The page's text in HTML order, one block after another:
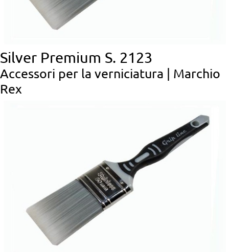
Silver Premium S. 2123
Accessori per la verniciatura | Marchio
Rex